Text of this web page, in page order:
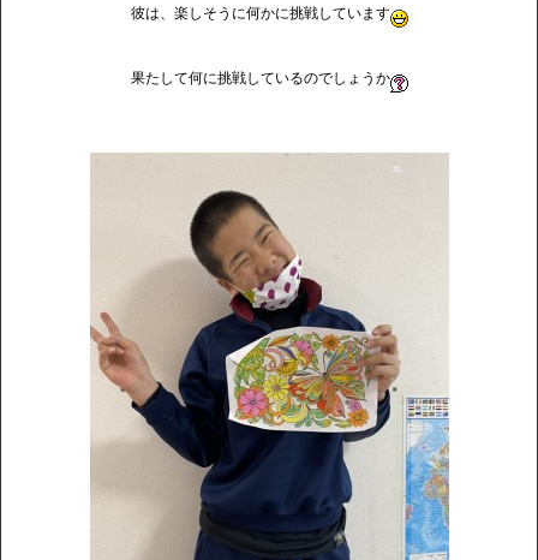
彼は、楽しそうに何かに挑戦しています
果たして何に挑戦しているのでしょうか